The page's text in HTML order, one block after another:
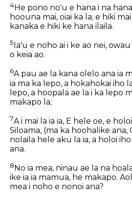
4He pono no'u e hana i na
hoouna mai, oiai ka la; e hiki
kanaka e hiki ke hana ilaila.
5 Ia'u e noho ai i ke ao nei,
o keia ao.
6A pau ae la kana olelo ana ia
ia ma ka lepo, a hokahokai iho
lepo, a hoopala ae la i ka lepo
makapo la;
7A i mai la ia ia, E hele oe, e
Siloama, (ma ka hoohalike ana,
nolaila hele aku la ia, a holoi
ana.
8 No ia mea, ninau ae la na
ike ia ia mamua, he makapo.
mea i noho e nonoi ana?